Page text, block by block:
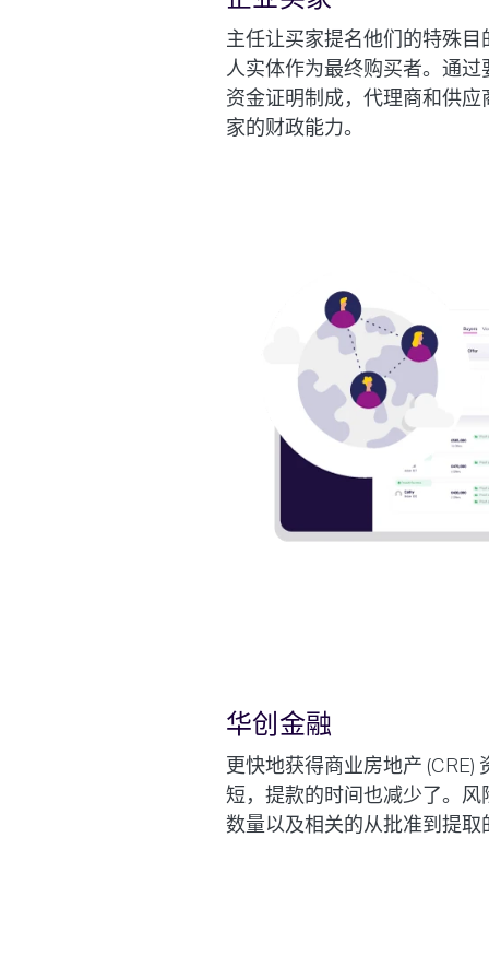
主任让买家提名他们的特殊
人实体作为最终购买者。通过
资金证明制成，代理商和供
家的财政能力。
华创金融
更快地获得商业房地产 (CRE)
短，提款的时间也减少了。
数量以及相关的从批准到提取